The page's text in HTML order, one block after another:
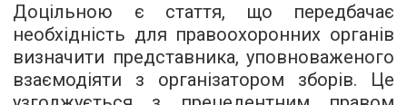
Доцільною є стаття, що передбачає
необхідність для правоохоронних органів
визначити представника, уповноваженого
взаємодіяти з організатором зборів. Це